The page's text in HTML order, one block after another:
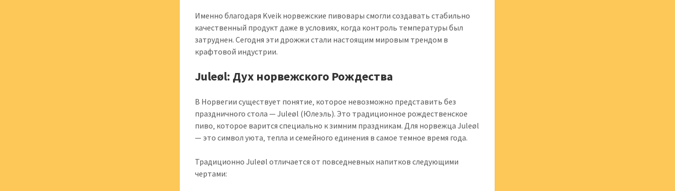
Именно благодаря Kveik норвежские пивовары смогли создавать стабильно
качественный продукт даже в условиях‚ когда контроль температуры был
затруднен. Сегодня эти дрожжи стали настоящим мировым трендом в
крафтовой индустрии.
Juleøl: Дух норвежского Рождества
В Норвегии существует понятие‚ которое невозможно представить без
праздничного стола — Juleøl (Юлеэль). Это традиционное рождественское
пиво‚ которое варится специально к зимним праздникам. Для норвежца Juleøl
— это символ уюта‚ тепла и семейного единения в самое темное время года.
Традиционно Juleøl отличается от повседневных напитков следующими
чертами: